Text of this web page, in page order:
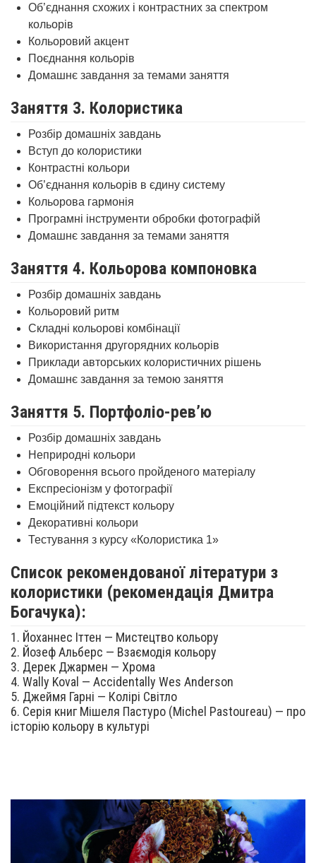
Об’єднання схожих і контрастних за спектром
кольорів
Кольоровий акцент
Поєднання кольорів
Домашнє завдання за темами заняття
Заняття 3. Колористика
Розбір домашніх завдань
Вступ до колористики
Контрастні кольори
Об’єднання кольорів в єдину систему
Кольорова гармонія
Програмні інструменти обробки фотографій
Домашнє завдання за темами заняття
Заняття 4. Кольорова компоновка
Розбір домашніх завдань
Кольоровий ритм
Складні кольорові комбінації
Використання другорядних кольорів
Приклади авторських колористичних рішень
Домашнє завдання за темою заняття
Заняття 5. Портфоліо-рев’ю
Розбір домашніх завдань
Неприродні кольори
Обговорення всього пройденого матеріалу
Експресіонізм у фотографії
Емоційний підтекст кольору
Декоративні кольори
Тестування з курсу «Колористика 1»
Список рекомендованої літератури з
колористики (рекомендація Дмитра
Богачука):
1. Йоханнес Іттен — Мистецтво кольору
2. Йозеф Альберс — Взаємодія кольору
3. Дерек Джармен — Хрома
4. Wally Koval — Accidentally Wes Anderson
5. Джеймя Гарні — Колірі Світло
6. Серія книг Мішеля Пастуро (Michel Pastoureau) — про
історію кольору в культурі